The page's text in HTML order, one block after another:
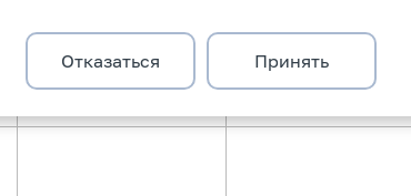
Отказаться Принять